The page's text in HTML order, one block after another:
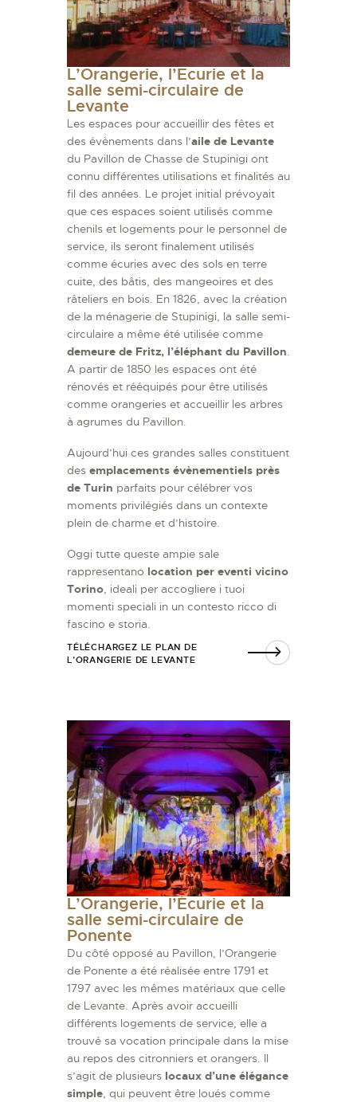
L’Orangerie, l’Ecurie et la
salle semi-circulaire de
Levante
Les espaces pour accueillir des fêtes et
des évènements dans l’aile de Levante
du Pavillon de Chasse de Stupinigi ont
connu différentes utilisations et finalités au
fil des années. Le projet initial prévoyait
que ces espaces soient utilisés comme
chenils et logements pour le personnel de
service, ils seront finalement utilisés
comme écuries avec des sols en terre
cuite, des bâtis, des mangeoires et des
râteliers en bois. En 1826, avec la création
de la ménagerie de Stupinigi, la salle semi-
circulaire a même été utilisée comme
demeure de Fritz, l’éléphant du Pavillon.
A partir de 1850 les espaces ont été
rénovés et rééquipés pour être utilisés
comme orangeries et accueillir les arbres
à agrumes du Pavillon.
Aujourd’hui ces grandes salles constituent
des emplacements évènementiels près
de Turin parfaits pour célébrer vos
moments privilégiés dans un contexte
plein de charme et d’histoire.
Oggi tutte queste ampie sale
rappresentano location per eventi vicino
Torino , ideali per accogliere i tuoi
momenti speciali in un contesto ricco di
fascino e storia.
TÉLÉCHARGEZ LE PLAN DE
L’ORANGERIE DE LEVANTE
L’Orangerie, l’Écurie et la
salle semi-circulaire de
Ponente
Du côté opposé au Pavillon, l’Orangerie
de Ponente a été réalisée entre 1791 et
1797 avec les mêmes matériaux que celle
de Levante. Après avoir accueilli
différents logements de service, elle a
trouvé sa vocation principale dans la mise
au repos des citronniers et orangers. Il
s’agit de plusieurs locaux d’une élégance
simple, qui peuvent être loués comme